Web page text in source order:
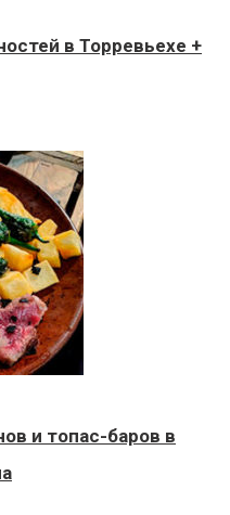
в Торревьехе +
и топас-баров в